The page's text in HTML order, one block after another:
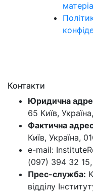
Контакти
Юридична
65 Київ,
Фактична
Київ, Україна,
e-mail:
(097) 394 32
Прес-служба:
відділу